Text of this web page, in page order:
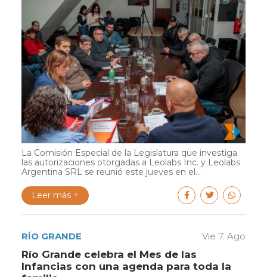
La Comisión Especial de la Legislatura que investiga
las autorizaciones otorgadas a Leolabs Inc. y Leolabs
Argentina SRL se reunió este jueves en el...
Leer más +
RÍO GRANDE Vie 7. Ago
Río Grande celebra el Mes de las
Infancias con una agenda para toda la